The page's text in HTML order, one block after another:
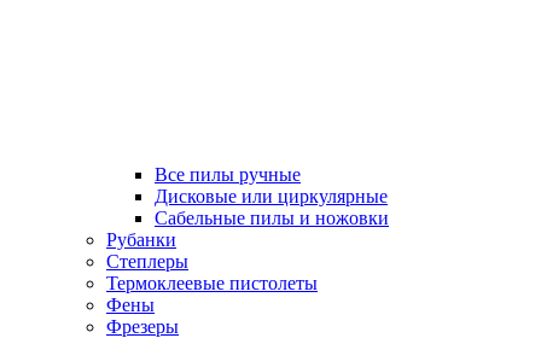
Все пилы ручные
Дисковые или циркулярные
Сабельные пилы и ножовки
Рубанки
Степлеры
Термоклеевые пистолеты
Фены
Фрезеры